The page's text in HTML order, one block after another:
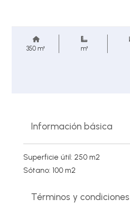
350 m² m²
Información básica
Superficie útil: 250 m2
Sótano: 100 m2
Términos y condiciones